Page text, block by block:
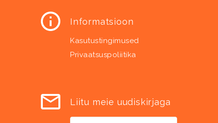
Informatsioon
Kasutustingimused
Privaatsuspoliitika
Liitu meie uudiskirjaga